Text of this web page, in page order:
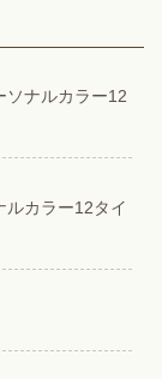
ソナルカラー12
ルカラー12タイ